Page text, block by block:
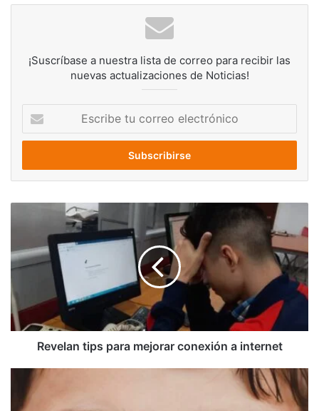
¡Suscríbase a nuestra lista de correo para recibir las
nuevas actualizaciones de Noticias!
correo
mejorar
conexión
internet
Revelan tips para mejorar conexión a internet
Joven
parálisis